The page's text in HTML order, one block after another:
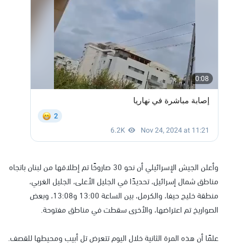
وأعلن الجيش الإسرائيلي أن نحو 30 صاروخًا تم إطلاقها من لبنان باتجاه
مناطق شمال إسرائيل، تحديدًا في الجليل الأعلى، الجليل الغربي،
منطقة خليج حيفا، والكرمل، بين الساعة 13:00 و13:08، وبعض
الصواريخ تم اعتراضها، والأخرى سقطت في مناطق مفتوحة.
علمًا أن هذه المرة الثانية خلال اليوم تتعرض تل أبيب ومحيطها للقصف.